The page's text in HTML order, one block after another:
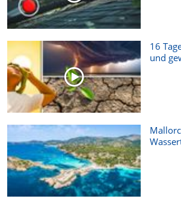
16
und